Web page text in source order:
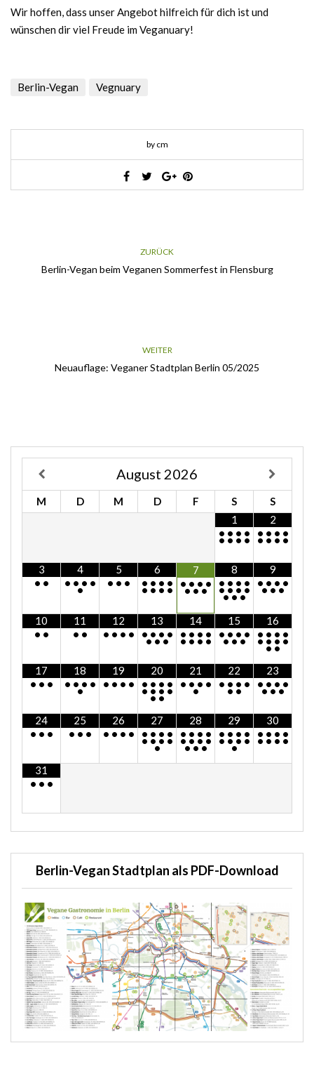
Wir hoffen, dass unser Angebot hilfreich für dich ist und
wünschen dir viel Freude im Veganuary!
Berlin-Vegan Vegnuary
by cm
ZURÜCK
Berlin-Vegan beim Veganen Sommerfest in Flensburg
WEITER
Neuauflage: Veganer Stadtplan Berlin 05/2025
August 2026
M D M D F S
S
1
• • • •
• • • •
2
• • • •
• • • •
3
• •
4
• • • •
•
5
• • •
6
• • • •
• • • •
7
• • • •
•••
8
• • • •
• • • •
•••
9
• • • •
•••
10
• •
11
• •
12
• • • •
13
• • • •
•••
14
• • • •
• • • •
15
• • • •
•••
16
• • • •
• • • •
• •
17
• • •
18
• • • •
•
19
• • • •
20
• • • •
• • • •
• •
21
• • • •
•
22
• • • •
• •
23
• • • •
•••
24
• • •
25
• • •
26
• • • •
27
• • • •
• • • •
•
28
• • • •
• • • •
•••
29
• • • •
• • • •
•
30
• • • •
• • • •
31
• • •
Berlin-Vegan Stadtplan als PDF-Download